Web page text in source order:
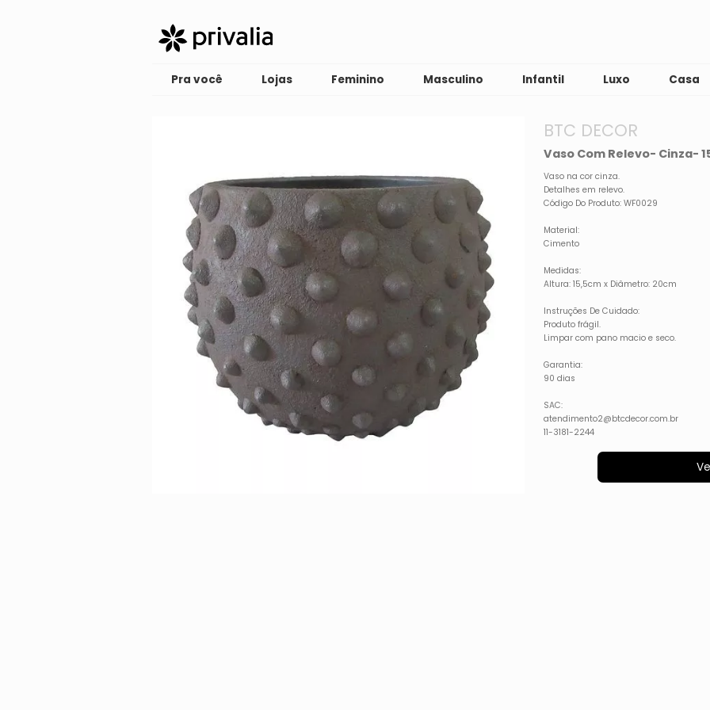
Pra você Lojas Feminino Masculino Infantil Luxo Casa
BTC DECOR
Vaso Com Relevo- Cinza-
Vaso na cor cinza.
Detalhes em relevo.
Código Do Produto: WF0029
Material:
Cimento
Medidas:
Altura: 15,5cm x Diâmetro: 20cm
Instruções De Cuidado:
Produto frágil.
Limpar com pano macio e seco.
Garantia:
90 dias
SAC:
atendimento2@btcdecor.com.br
11-3181-2244